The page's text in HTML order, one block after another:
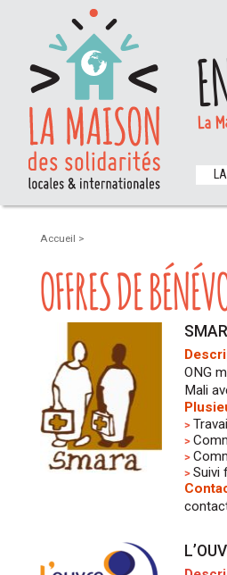
La
Accueil >
OFFRES DE
ONG
Mali
Suivi